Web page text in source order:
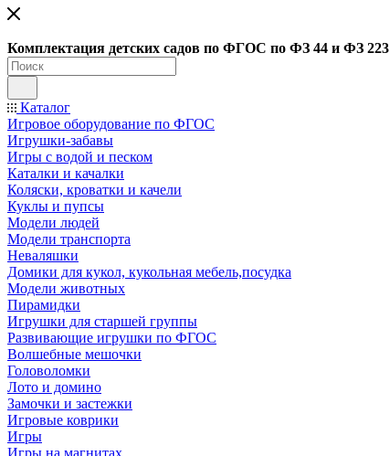
Комплектация детских садов по ФГОC по ФЗ 44 и ФЗ 223
Каталог
Игровое оборудование по ФГОС
Игрушки-забавы
Игры с водой и песком
Каталки и качалки
Коляски, кроватки и качели
Куклы и пупсы
Модели людей
Модели транспорта
Неваляшки
Домики для кукол, кукольная мебель,посудка
Модели животных
Пирамидки
Игрушки для старшей группы
Развивающие игрушки по ФГОС
Волшебные мешочки
Головоломки
Лото и домино
Замочки и застежки
Игровые коврики
Игры
Игры на магнитах